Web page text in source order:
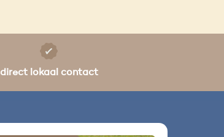
direct lokaal contact